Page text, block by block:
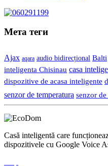
Мета теги
Ajax aqara audio bidirecțional Balti
inteligenta Chisinau casa
dispozitive de acasa inteligente
senzor de temperatura senzor
Casă inteligentă care
dispozitivele cu Google Voice